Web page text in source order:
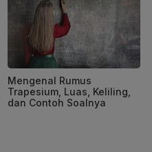
Mengenal Rumus
Trapesium, Luas, Keliling,
dan Contoh Soalnya